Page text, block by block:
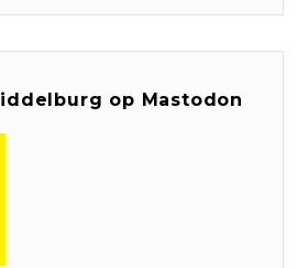
op Mastodon